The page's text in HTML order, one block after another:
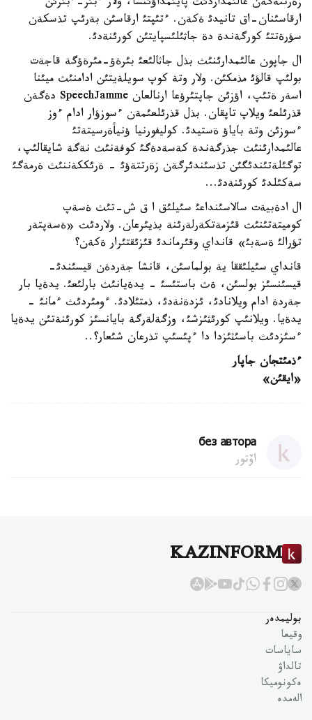
زةرتتةگةن عالئمداردئث پايئمداؤئنشا، ولار ءبئر-ءبئرئن
ارقاسئنان-اق تانيدئ ةكةن. ءتئپتئ ارقاسئن بةرئپ تذسكةن
سؤرةتتئ كورگةندة دة جاثئلئسپايتئن كورئنةدئ.
ال جاپون عالئمدارئنئث بذل جاثالئعئ بئرةؤ-مئرةؤگة قاجةت
بولئپ قالؤئ مذمكئن. ولار وتة كوپ سويلةيتئن ادامنئث ميئنا
اسةر ةتئپ، اؤزئن جاپتئرؤعا ارنالعان SpeechJamme دةگةن
قذرئلعئ ويلاپ تاپقان. بذل قذرئلعئمةن ءسوزؤار ادام ءوز
ءسوزئن وتة باياؤ ةستيدئ. كوليفورنيا ؤنيأةرسيتةتئ
عالئمدارئنئث جذرگةندة كةسةدةگئ كوفةنئث نةگة شايقالئپ،
توگئلةتئندئگئن تذسئندئرگةن زةرتتةؤئ - ةرئككةننئث ةرمةگئ
سةكئلدئ كورئنةدئ...
ال ادةبيةت سالاسئنداعئ سئيلئق ا ق ش-تئث ةسةپ
كوميتةتئنئث قئزمةتكةرلةرئنة بذيئرعان. ولاردئث «ةسةپتةر
تؤرالئ ةسةبئ» قانداي وقئرماندئ قئزئقتئرار ةكةن؟
قانداي سئيلئققا ية بولماسئن، قانشا جةردةن قيسئندئ-
قيسئنسئز بولسئن، ةث باستئسئ - يدةيانئث بارلئعئ. يدةيا بار
جةردة ادام ويلانادئ، ئزدةنةدئ، ذمتئلادئ. ءومئردئث ءمانئ -
يدةيا. ويلانئپ كورئثئزشئ، وزگةلةرگة بايانسئز كورئنةتئن يدةيا
ءسئزدئث باسئثئزدا دا ءپئسئپ تذرعان شئعار؟..
ءذمئتجان جاپار
«ايقئن»
без автора
اۆتور
KAZINFORM
بوليمدەر
وقيعا
ساياسات
تالداۋ
ەكونوميكا
الەمدە